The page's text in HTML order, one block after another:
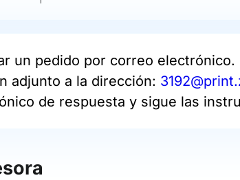
un pedido por correo electrónico.
adjunto a la dirección:
de respuesta y sigue las